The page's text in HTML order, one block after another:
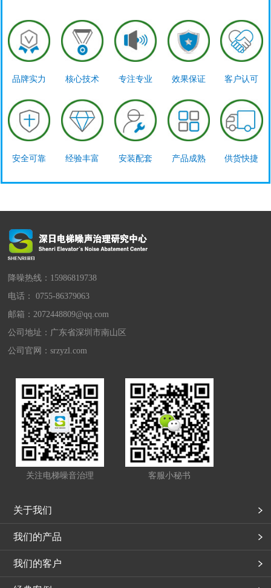
品牌实力 核心技术 专注专业 效果保证 客户认可
安全可靠 经验丰富 安装配套 产品成熟 供货快捷
降噪热线：15986819738
电话： 0755-86379063
邮箱：2072448809@qq.com
公司地址：广东省深圳市南山区
公司官网：srzyzl.com
关注电梯噪音治理 客服小秘书
关于我们
我们的产品
我们的客户